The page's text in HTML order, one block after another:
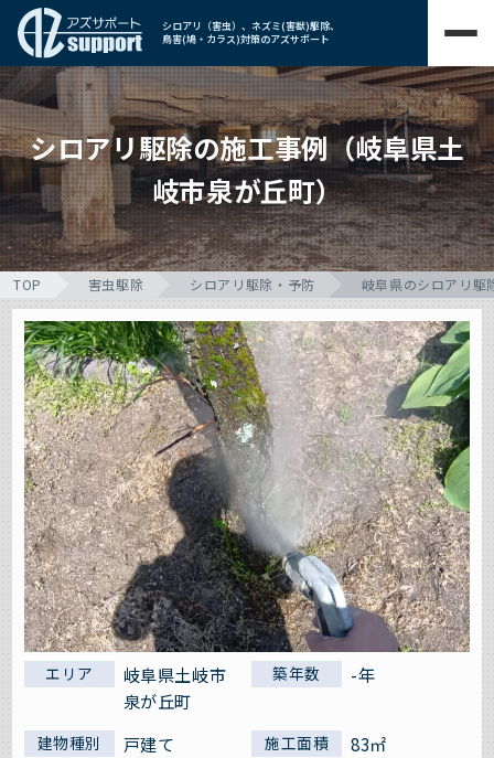
シロアリ（害虫）、ネズミ(害獣)駆除、
鳥害(鳩・カラス)対策のアズサポート
シロアリ駆除の施工事例（岐阜県土
岐市泉が丘町）
TOP 害虫駆除 シロアリ駆除・予防 岐阜県のシロアリ駆
エリア
岐阜県土岐市
泉が丘町
築年数 -年
建物種別 戸建て 施工面積 83㎡